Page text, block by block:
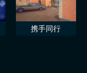
携手同行